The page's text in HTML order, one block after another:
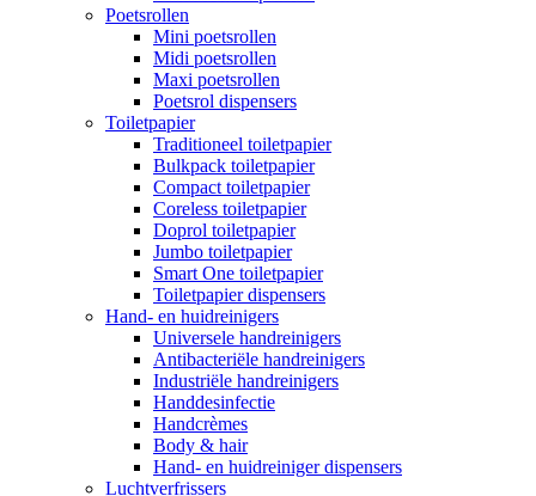
Poetsrollen
Mini poetsrollen
Midi poetsrollen
Maxi poetsrollen
Poetsrol dispensers
Toiletpapier
Traditioneel toiletpapier
Bulkpack toiletpapier
Compact toiletpapier
Coreless toiletpapier
Doprol toiletpapier
Jumbo toiletpapier
Smart One toiletpapier
Toiletpapier dispensers
Hand- en huidreinigers
Universele handreinigers
Antibacteriële handreinigers
Industriële handreinigers
Handdesinfectie
Handcrèmes
Body & hair
Hand- en huidreiniger dispensers
Luchtverfrissers